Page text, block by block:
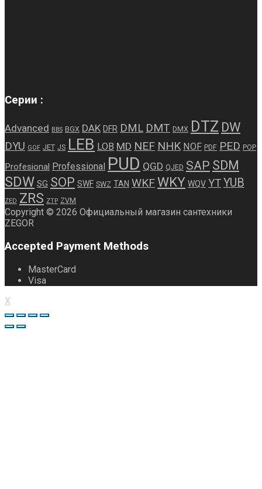
Серии :
Advanced BBS BGX DAK DFR DML DMT DMX DTZ DW
DYU GOF JET JS LEB LOB MD NEF NHK NOF PDF PED POP
Profesional Professional PUD QGD QJED SAP SDM
SDW SG SOP SWF SWZ TAN WKFWKY WQV YTYUB
ZED ZRS ZTP ZVM
Copyright © 2026 Официальный магазин сантехники
ZEGOR
Accepted Payment Methods
MasterCard
Visa
X